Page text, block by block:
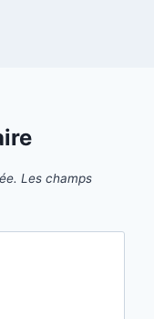
Les champs